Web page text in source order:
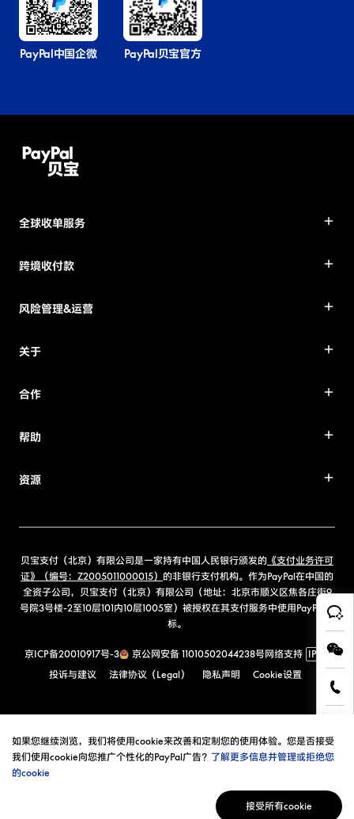
PayPal中国企微 PayPal贝宝官方
全球收单服务
跨境收付款
风险管理&运营
关于
合作
帮助
资源
贝宝支付（北京）有限公司是一家持有中国人民银行颁发的 《支付业务许可
证》（编号：Z2005011000015） 的非银行支付机构。作为PayPal在中国的
全资子公司，贝宝支付（北京）有限公司（地址：北京市顺义区焦各庄街9
号院3号楼-2至10层101内10层1005室）被授权在其支付服务中使用PayPal商
标。
京ICP备20010917号-3 京公网安备 11010502044238号网络支持 IPv6
投诉与建议
法律协议（Legal） 隐私声明 Cookie设置
如果您继续浏览，我们将使用cookie来改善和定制您的使用体验。您是否接受
我们使用cookie向您推广个性化的PayPal广告？ 了解更多信息并管理或拒绝您
的cookie
接受所有cookie